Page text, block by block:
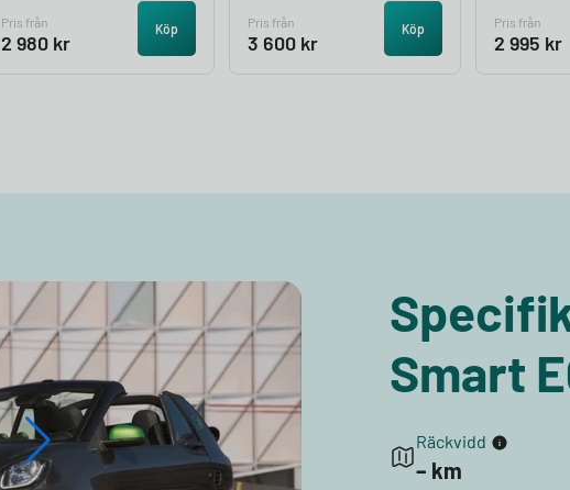
Pris från
2 980 kr
Köp Pris från
3 600 kr
Köp Pris från
2 995 kr
Smart
Räckvidd
– km